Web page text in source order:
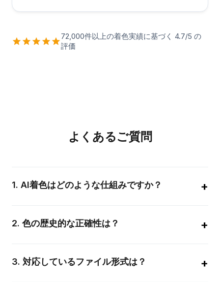
72,000件以上の着色実績に基づく 4.7/5 の
評価
よくあるご質問
1. AI着色はどのような仕組みですか？ +
て最適な色を自動的に割り当てます。
2. 色の歴史的な正確性は？ +
されています。
3. 対応しているファイル形式は？ +